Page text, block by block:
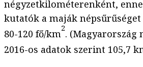
négyzetkilométerenként,
kutatók a maják
80-120 fő/km2. (Magyarország
2016-os adatok szerint 105,7